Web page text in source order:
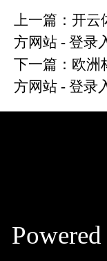
上一篇： 开云
方网站 - 登录
下一篇： 欧洲
方网站 - 登录